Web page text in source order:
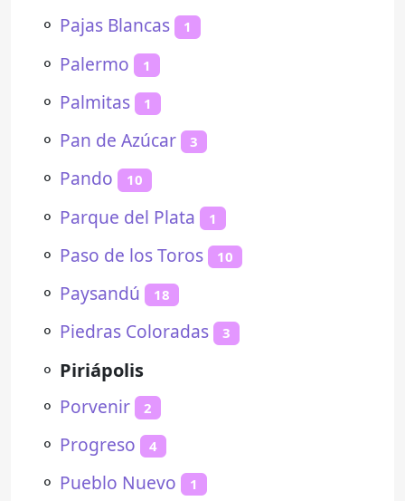
⚬ Pajas Blancas 1
⚬ Palermo 1
⚬ Palmitas 1
⚬ Pan de Azúcar 3
⚬ Pando 10
⚬ Parque del Plata 1
⚬ Paso de los Toros 10
⚬ Paysandú 18
⚬ Piedras Coloradas 3
⚬ Piriápolis
⚬ Porvenir 2
⚬ Progreso 4
⚬ Pueblo Nuevo 1